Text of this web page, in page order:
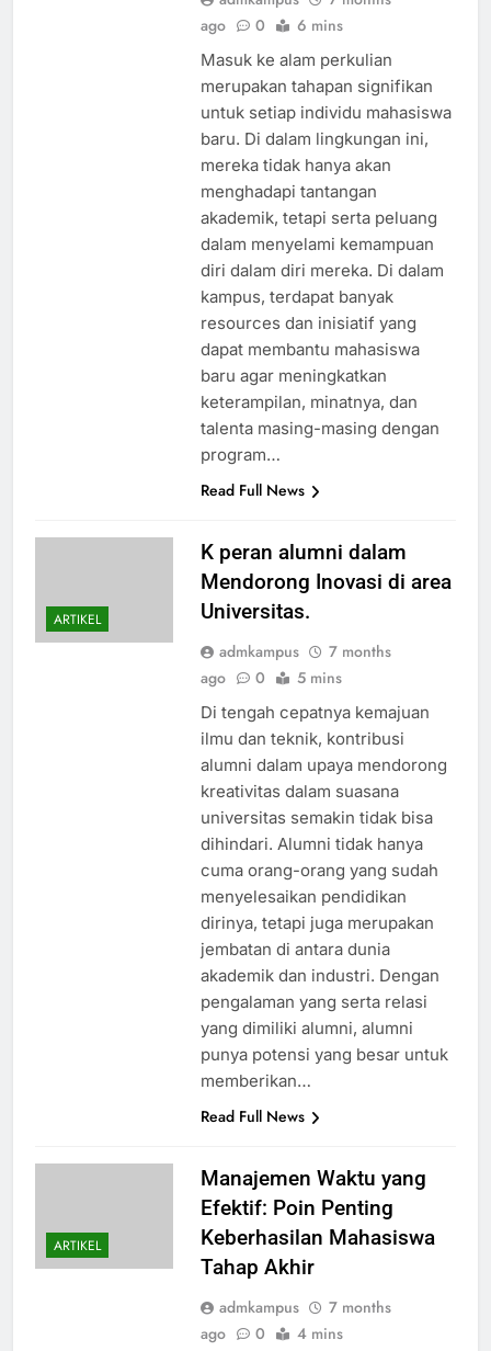
ago
0 6 mins
Masuk ke alam perkulian
merupakan tahapan signifikan
untuk setiap individu mahasiswa
baru. Di dalam lingkungan ini,
mereka tidak hanya akan
menghadapi tantangan
akademik, tetapi serta peluang
dalam menyelami kemampuan
diri dalam diri mereka. Di dalam
kampus, terdapat banyak
resources dan inisiatif yang
dapat membantu mahasiswa
baru agar meningkatkan
keterampilan, minatnya, dan
talenta masing-masing dengan
program…
Read Full News
ARTIKEL
K peran alumni dalam
Mendorong Inovasi di area
Universitas.
admkampus
7 months
ago
0 5 mins
Di tengah cepatnya kemajuan
ilmu dan teknik, kontribusi
alumni dalam upaya mendorong
kreativitas dalam suasana
universitas semakin tidak bisa
dihindari. Alumni tidak hanya
cuma orang-orang yang sudah
menyelesaikan pendidikan
dirinya, tetapi juga merupakan
jembatan di antara dunia
akademik dan industri. Dengan
pengalaman yang serta relasi
yang dimiliki alumni, alumni
punya potensi yang besar untuk
memberikan…
Read Full News
ARTIKEL
Manajemen Waktu yang
Efektif: Poin Penting
Keberhasilan Mahasiswa
Tahap Akhir
admkampus
7 months
ago
0 4 mins